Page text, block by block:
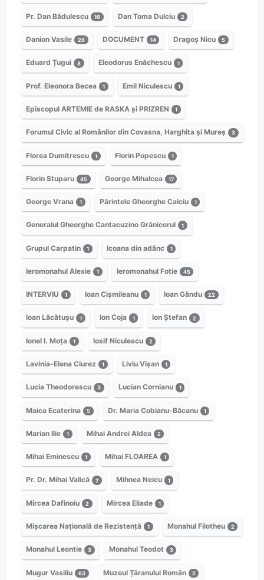
Pr. Dan Bădulescu 16 Dan Toma Dulciu 2
Danion Vasile 26 DOCUMENT 14 Dragoș Nicu 5
Eduard Țugui 8 Eleodorus Enăchescu 1
Prof. Eleonora Becea 1 Emil Niculescu 1
Episcopul ARTEMIE de RASKA și PRIZREN 1
Forumul Civic al Românilor din Covasna, Harghita și Mureș 3
Florea Dumitrescu 1 Florin Popescu 1
Florin Stuparu 45 George Mihalcea 17
George Vrana 1 Părintele Gheorghe Calciu 1
Generalul Gheorghe Cantacuzino Grănicerul 1
Grupul Carpatin 1 Icoana din adânc 1
Ieromonahul Alexie 1 Ieromonahul Fotie 45
INTERVIU 1 Ioan Cișmileanu 1 Ioan Gându 22
Ioan Lăcătușu 1 Ion Coja 1 Ion Ștefan 2
Ionel I. Moța 1 Iosif Niculescu 2
Lavinia-Elena Ciurez 1 Liviu Vișan 1
Lucia Theodorescu 3 Lucian Cornianu 1
Maica Ecaterina 5 Dr. Maria Cobianu-Băcanu 1
Marian Ilie 1 Mihai Andrei Aldea 2
Mihai Eminescu 1 Mihai FLOAREA 1
Pr. Dr. Mihai Valică 7 Mihnea Neicu 1
Mircea Dafinoiu 2 Mircea Eliade 1
Mișcarea Națională de Rezistență 1 Monahul Filotheu 2
Monahul Leontie 3 Monahul Teodot 3
Mugur Vasiliu 63 Muzeul Țăranului Român 2